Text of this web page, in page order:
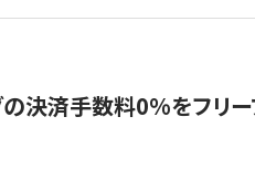
の決済手数料0%をフリ